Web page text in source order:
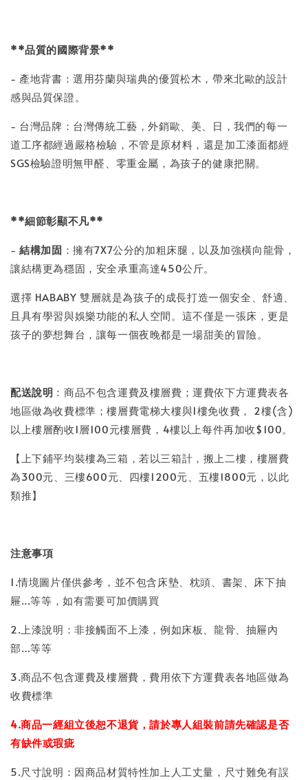
**品質的國際背景**
- 產地背書：選用芬蘭與瑞典的優質松木，帶來北歐的設計
感與品質保證。
- 台灣品牌：台灣傳統工藝，外銷歐、美、日，我們的每一
道工序都經過嚴格檢驗，不管是原材料，還是加工漆面都經
SGS檢驗證明無甲醛、零重金屬，為孩子的健康把關。
**細節彰顯不凡**
-結構加固 ：擁有7X7公分的加粗床腿，以及加強橫向龍骨，
讓結構更為穩固，安全承重高達450公斤。
選擇 HABABY 雙層就是為孩子的成長打造一個安全、舒適、
且具有學習與娛樂功能的私人空間。這不僅是一張床，更是
孩子的夢想舞台，讓每一個夜晚都是一場甜美的冒險。
配送說明 ：商品不包含運費及樓層費；運費依下方運費表各
地區做為收費標準；樓層費電梯大樓與1樓免收費， 2樓(含)
以上樓層酌收1層100元樓層費，4樓以上每件再加收$100。
【上下鋪平均裝樓為三箱，若以三箱計，搬上二樓，樓層費
為300元、三樓600元、四樓1200元、五樓1800元，以此
類推】
注意事項
1.情境圖片僅供參考，並不包含床墊、枕頭、書架、床下抽
屜...等等，如有需要可加價購買
2.上漆說明：非接觸面不上漆，例如床板、龍骨、抽屜內
部…等等
3.商品不包含運費及樓層費，費用依下方運費表各地區做為
收費標準
4.商品一經組立後恕不退貨，請於專人組裝前請先確認是否
有缺件或瑕疵
5.尺寸說明：因商品材質特性加上人工丈量，尺寸難免有誤